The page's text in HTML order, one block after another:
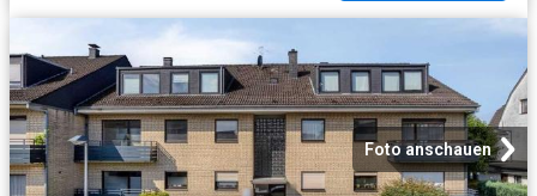
Foto anschauen